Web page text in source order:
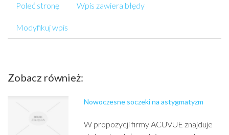
Poleć stronę Wpis zawiera błędy
Modyfikuj wpis
Zobacz również:
Nowoczesne soczeki na astygmatyzm
W propozycji firmy ACUVUE znajduje